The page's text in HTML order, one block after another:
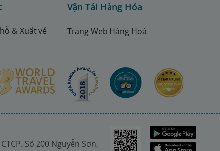
& Xuất vé
Vận Tải Hàng Hóa
Trang Web Hàng Hoá
Số 200 Nguyễn Sơn,